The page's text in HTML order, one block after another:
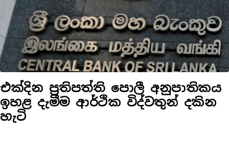
එක්දින ප්‍රතිපත්ති පොලී අනුපාතිකය
ඉහළ දැමීම ආර්ථික විද්වතුන් දකින
හැටි